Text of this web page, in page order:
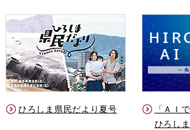
ひろしま県民だより夏号
「ＡＩ
ひろし